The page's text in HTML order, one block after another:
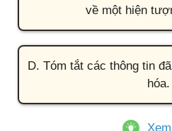
về một hiện
D. Tóm tắt các thông tin
hóa.